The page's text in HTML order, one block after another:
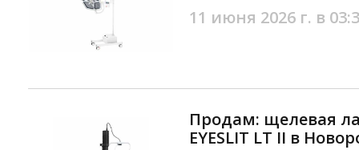
11 июня 2026 г. в
Продам: щелевая
EYESLIT LT II в